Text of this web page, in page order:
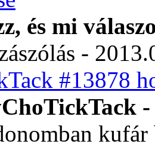
és mi
-
#13878